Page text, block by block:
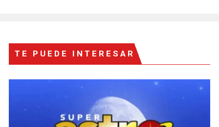
TE PUEDE INTERESAR